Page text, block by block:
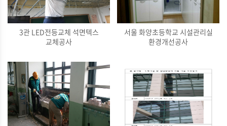
3관 LED전등교체 석면텍스
교체공사
서울 화양초등학교 시설관리실
환경개선공사